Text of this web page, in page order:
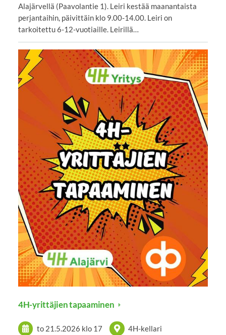
Alajärvellä (Paavolantie 1). Leiri kestää maanantaista
perjantaihin, päivittäin klo 9.00-14.00. Leiri on
tarkoitettu 6-12-vuotiaille. Leirillä…
4H-yrittäjien tapaaminen
to 21.5.2026 klo 17 4H-kellari